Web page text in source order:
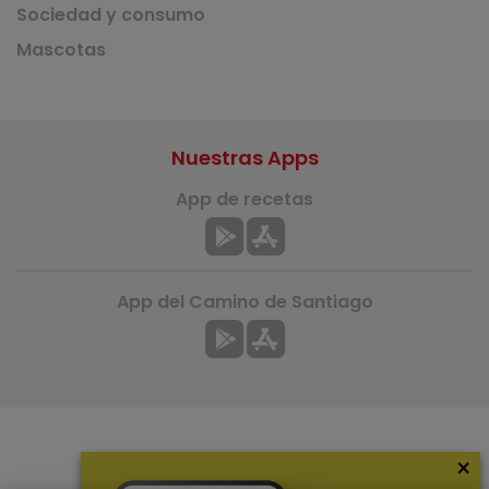
Sociedad y consumo
Mascotas
Nuestras Apps
App de recetas
App del Camino de Santiago
×